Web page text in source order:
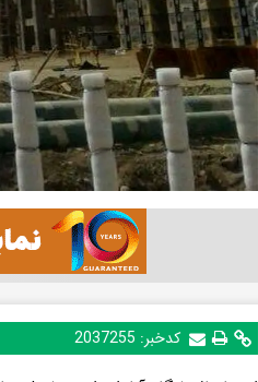
کدخبر: 2037255